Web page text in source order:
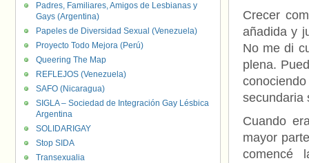
Crecer
añadida y
No me di
plena.
secundaria
Cuando
mayor
comencé
Padres, Familiares, Amigos de Lesbianas y
Gays (Argentina)
Papeles de Diversidad Sexual (Venezuela)
Proyecto Todo Mejora (Perú)
Queering The Map
REFLEJOS (Venezuela)
SAFO (Nicaragua)
SIGLA – Sociedad de Integración Gay Lésbica
Argentina
SOLIDARIGAY
Stop SIDA
Transexualia